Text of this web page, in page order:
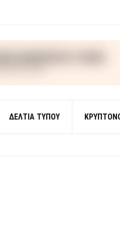
ΔΕΛΤΙΑ ΤΥΠΟΥ